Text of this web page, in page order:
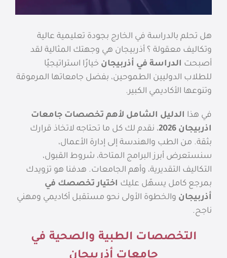
هل تحلم بالدراسة في الخارج بجودة تعليمية عالية
وتكاليف معقولة ؟ أذربيجان هي وجهتك المثالية لقد
أصبحت الدراسة في أذربيجان خيارًا استراتيجيًا
للطلاب الدوليين الطموحين، بفضل جامعاتها المرموقة
وتنوعها الأكاديمي الكبير.
في هذا الدليل الشامل لأهم تخصصات جامعات
اذربيجان 2026
، نقدم لك كل ما تحتاجه لاتخاذ قرارك
بثقة. من الطب والهندسة إلى إدارة الأعمال،
سنستعرض أبرز البرامج المتاحة، شروط القبول،
التكاليف التقديرية، وأهم الجامعات. هدفنا هو تزويدك
بمرجع كامل يسهّل عليك اختيار تخصصك في
أذربيجان والخطوة الأولى نحو مستقبل أكاديمي ومهني
ناجح.
التخصصات الطبية والصحية في